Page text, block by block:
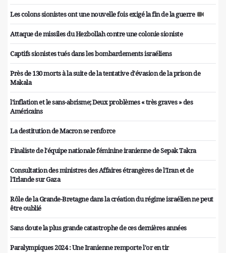
Les colons sionistes ont une nouvelle fois exigé la fin de la guerre
Attaque de missiles du Hezbollah contre une colonie sioniste
Captifs sionistes tués dans les bombardements israéliens
Près de 130 morts à la suite de la tentative d'évasion de la prison de
Makala
l'inflation et le sans-abrisme; Deux problèmes « très graves » des
Américains
La destitution de Macron se renforce
Finaliste de l'équipe nationale féminine iranienne de Sepak Takra
Consultation des ministres des Affaires étrangères de l'Iran et de
l'Irlande sur Gaza
Rôle de la Grande-Bretagne dans la création du régime israélien ne peut
être oublié
Sans doute la plus grande catastrophe de ces dernières années
Paralympiques 2024 : Une Iranienne remporte l'or en tir